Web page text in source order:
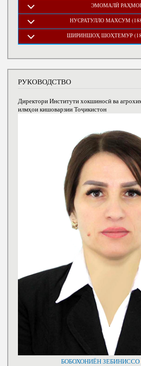
ЭМОМАЛӢ
НУСРАТУЛЛО МАХСУМ
ШИРИНШОҲ ШОҲТЕМУР
РУКОВОДСТВО
Директори Институти хокшиносӣ ва
илмҳои кишоварзии Тоҷикистон
БОБОХОНИЁН ЗЕБИНИССО